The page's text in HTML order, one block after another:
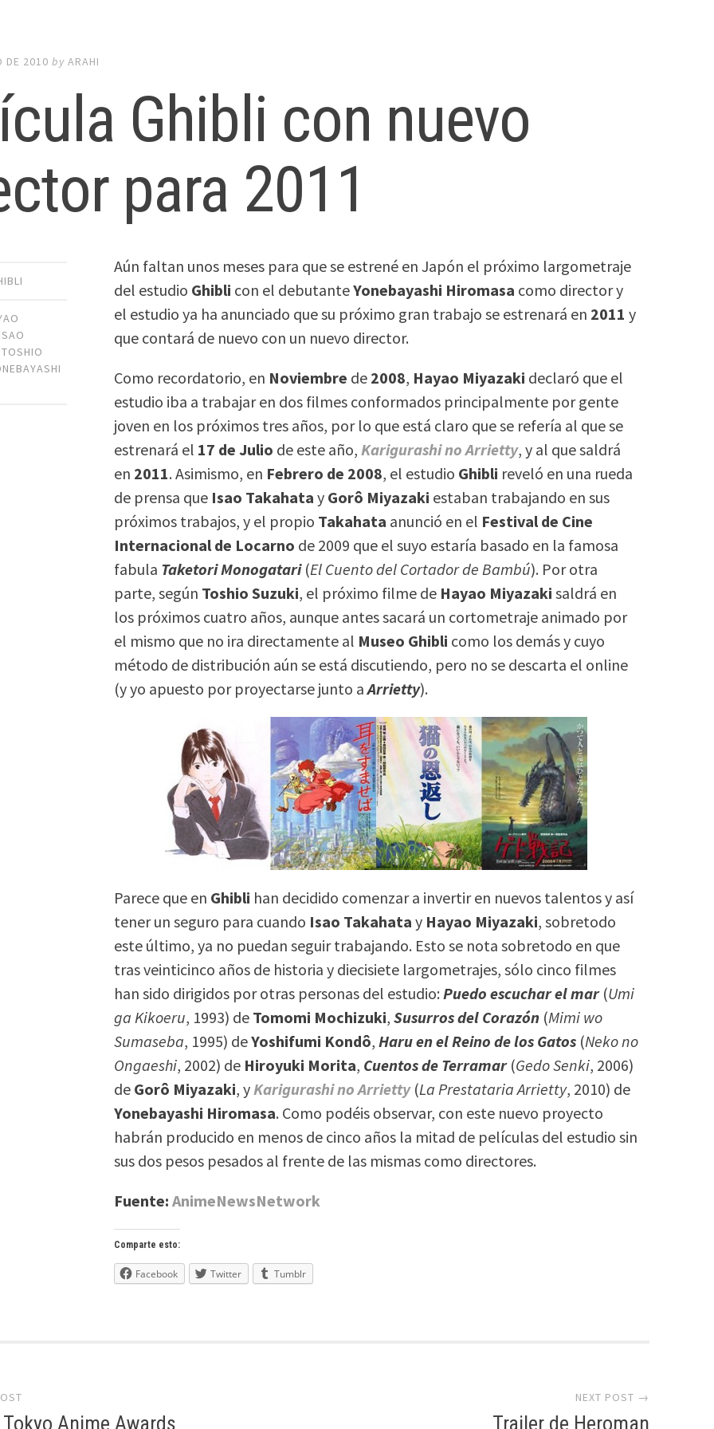
DE 2010 byARAHI
Ghibli con nuevo
para 2011
ISAO
TOSHIO
Aún faltan unos meses para que se estrené en Japón el próximo largometraje
del estudio Ghibli con el debutanteYonebayashi Hiromasa como director y
el estudio ya ha anunciado que su próximo gran trabajo se estrenará en 2011 y
que contará de nuevo con un nuevo director.
Como recordatorio, en Noviembre de 2008, Hayao Miyazaki declaró que el
estudio iba a trabajar en dos filmes conformados principalmente por gente
joven en los próximos tres años, por lo que está claro que se refería al que se
estrenará el 17 de Julio de este año,Karigurashi no Arrietty, y al que saldrá
en 2011. Asimismo, en Febrero de 2008, el estudio Ghibli reveló en una rueda
de prensa que Isao Takahata y Gorô Miyazaki estaban trabajando en sus
próximos trabajos, y el propio Takahata anunció en el Festival de Cine
Internacional de Locarno de 2009 que el suyo estaría basado en la famosa
fabula Taketori Monogatari(El Cuento del Cortador de Bambú). Por otra
parte, según Toshio Suzuki, el próximo filme de Hayao Miyazaki saldrá en
los próximos cuatro años, aunque antes sacará un cortometraje animado por
el mismo que no ira directamente al Museo Ghibli como los demás y cuyo
método de distribución aún se está discutiendo, pero no se descarta el online
(y yo apuesto por proyectarse junto aArrietty).
Parece que en Ghibli han decidido comenzar a invertir en nuevos talentos y así
tener un seguro para cuando Isao Takahatay Hayao Miyazaki, sobretodo
este último, ya no puedan seguir trabajando. Esto se nota sobretodo en que
tras veinticinco años de historia y diecisiete largometrajes, sólo cinco filmes
han sido dirigidos por otras personas del estudio:Puedo escuchar el mar(Umi
ga Kikoeru, 1993) de Tomomi Mochizuki,Susurros del Corazón (Mimi wo
Sumaseba, 1995) deYoshifumi Kondô,Haru en el Reino de los Gatos (Neko no
Ongaeshi, 2002) de Hiroyuki Morita, Cuentos de Terramar(Gedo Senki, 2006)
de Gorô Miyazaki, yKarigurashi no Arrietty(La Prestataria Arrietty, 2010) de
Yonebayashi Hiromasa. Como podéis observar, con este nuevo proyecto
habrán producido en menos de cinco años la mitad de películas del estudio sin
sus dos pesos pesados al frente de las mismas como directores.
Fuente:AnimeNewsNetwork
Comparte esto:
Facebook Twitter Tumblr
Anime Awards
NEXT POST →
Trailer de Heroman